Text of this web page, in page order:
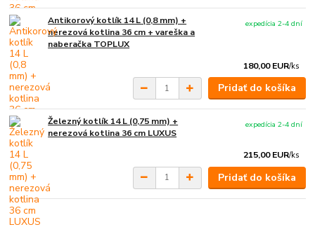
Antikorový kotlík 14 L (0,8 mm) +
nerezová kotlina 36 cm + vareška a
naberačka TOPLUX
180,00 EUR/ks
expedícia 2-4 dní
Pridať do košíka
Železný kotlík 14 L (0,75 mm) +
nerezová kotlina 36 cm LUXUS
215,00 EUR/ks
expedícia 2-4 dní
Pridať do košíka